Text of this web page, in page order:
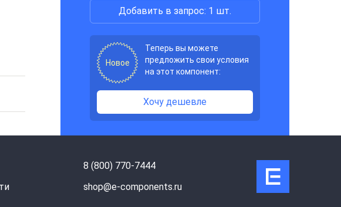
Добавить в запрос: 1 шт.
Новое
Теперь вы можете
предложить свои условия
на этот компонент:
Хочу дешевле
8 (800) 770-7444
shop@e-components.ru